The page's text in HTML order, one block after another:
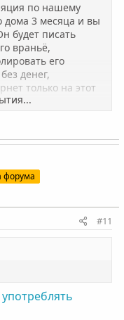
по нашему
дома 3 месяца и вы
будет писать
враньё,
его
денег,
только на этот
будет самой
на форуме здесь.
форума
#11